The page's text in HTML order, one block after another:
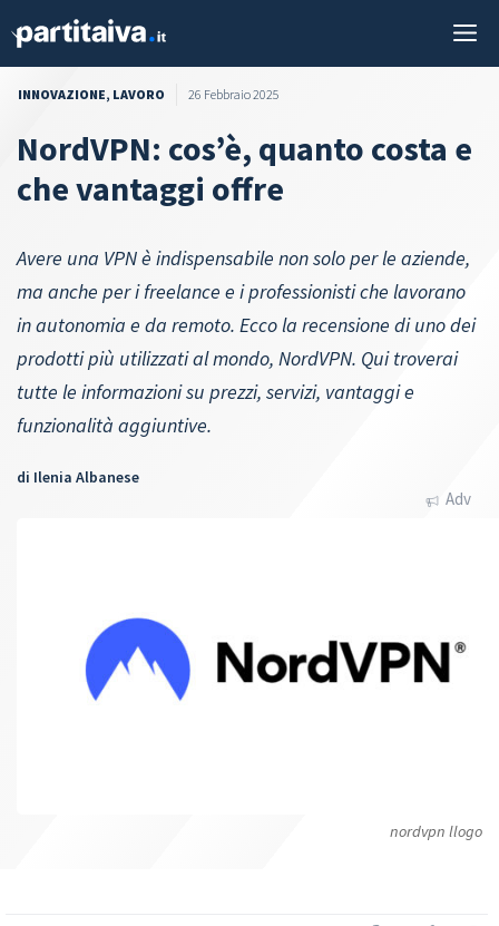
INNOVAZIONE, LAVORO 26 Febbraio 2025
NordVPN: cos’è, quanto costa e
che vantaggi offre
Avere una VPN è indispensabile non solo per le aziende,
ma anche per i freelance e i professionisti che lavorano
in autonomia e da remoto. Ecco la recensione di uno dei
prodotti più utilizzati al mondo, NordVPN. Qui troverai
tutte le informazioni su prezzi, servizi, vantaggi e
funzionalità aggiuntive.
di Ilenia Albanese
Adv
nordvpn llogo